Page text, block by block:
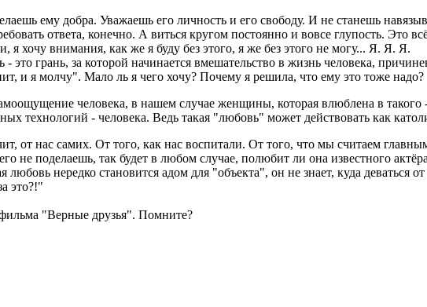
ему добра. Уважаешь его личность и его свободу. И не станешь
ответа, конечно. А виться кругом постоянно и вовсе глупость. Это
я хочу внимания, как же я буду без этого, я же без этого не могу... Я. Я. Я.
- это грань, за которой начинается вмешательство в жизнь человека,
и я молчу". Мало ль я чего хочу? Почему я решила, что ему это тоже надо?
человека, в нашем случае женщины, которая влюблена в такого
технологий - человека. Ведь такая "любовь" может действовать как
от нас самих. От того, как нас воспитали. От того, что мы считаем
не поделаешь, так будет в любом случае, полюбит ли она известного
любовь нередко становится адом для "объекта", он не знает, куда
это?!"
"Верные друзья". Помните?